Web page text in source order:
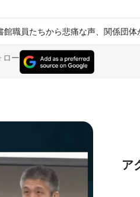
館職員たちから悲痛な声、関係団
ロー
ア